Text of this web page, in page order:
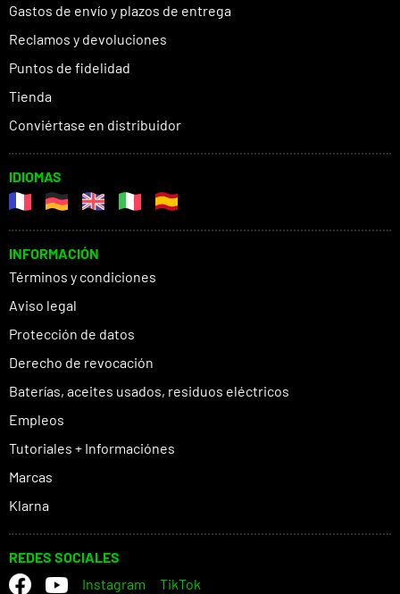
Gastos de envío y plazos de entrega
Reclamos y devoluciones
Puntos de fidelidad
Tienda
Conviértase en distribuidor
IDIOMAS
INFORMACIÓN
Términos y condiciones
Aviso legal
Protección de datos
Derecho de revocación
Baterías, aceites usados, residuos eléctricos
Empleos
Tutoriales + Informaciónes
Marcas
Klarna
REDES SOCIALES
Instagram
TikTok